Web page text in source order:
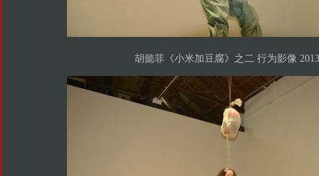
胡懿菲《小米加豆腐》之二 行为影像 2013